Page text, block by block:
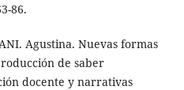
86.
Agustina. Nuevas formas
de saber
docente y narrativas